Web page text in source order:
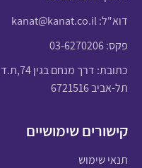
דוא"ל:kanat@kanat.co.il
פקס: 03-6270206
כתובת: דרך מנחם בגין 74,ת.ד 51231
תל-אביב 6721516
קישורים שימושיים
תנאי שימוש